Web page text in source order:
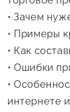
О
Центр
О
Центр
• Зачем
• Примеры
• Как
• Ошибки
•
интернете